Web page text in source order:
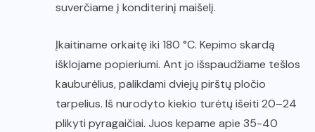
suverčiame į konditerinį maišelį.
Įkaitiname orkaitę iki 180 °C. Kepimo skardą
išklojame popieriumi. Ant jo išspaudžiame tešlos
kauburėlius, palikdami dviejų pirštų pločio
tarpelius. Iš nurodyto kiekio turėtų išeiti 20–24
plikyti pyragaičiai. Juos kepame apie 35-40